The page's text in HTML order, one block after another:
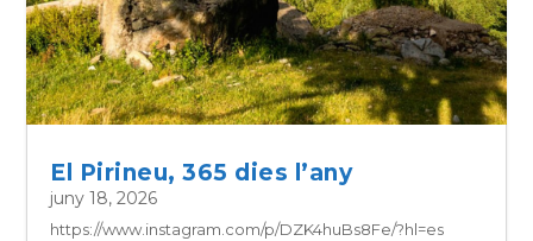
El Pirineu, 365 dies l’any
juny 18, 2026
https://www.instagram.com/p/DZK4huBs8Fe/?hl=es